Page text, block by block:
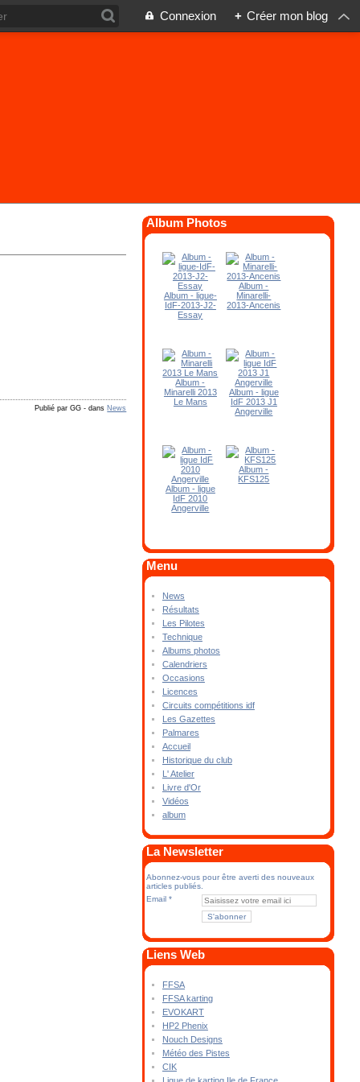
Connexion + Créer mon blog
Publié par GG - dans News
Album Photos
Album - ligue-
IdF-2013-J2-
Essay
Album -
Minarelli-
2013-Ancenis
Album -
Minarelli 2013
Le Mans
Album - ligue
IdF 2013 J1
Angerville
Album - ligue
IdF 2010
Angerville
Album -
KFS125
Menu
News
Résultats
Les Pilotes
Technique
Albums photos
Calendriers
Occasions
Licences
Circuits compétitions idf
Les Gazettes
Palmares
Accueil
Historique du club
L' Atelier
Livre d'Or
Vidéos
album
La Newsletter
Abonnez-vous pour être averti des nouveaux
articles publiés.
Email
Liens Web
FFSA
FFSA karting
EVOKART
HP2 Phenix
Nouch Designs
Météo des Pistes
CIK